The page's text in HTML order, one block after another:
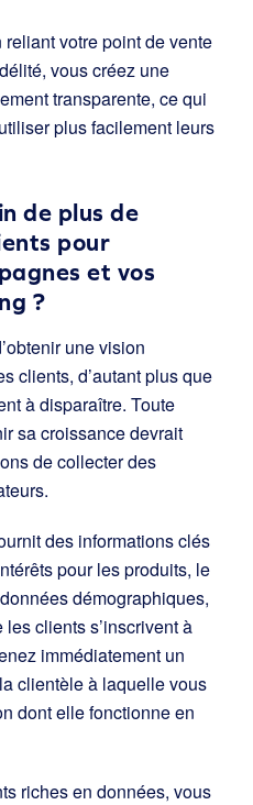
reliant votre point de vente
vous créez une
transparente, ce qui
plus facilement leurs
de plus de
pour
et vos
?
une vision
clients, d’autant plus que
à disparaître. Toute
sa croissance devrait
de collecter des
des informations clés
pour les produits, le
démographiques,
clients s’inscrivent à
immédiatement un
clientèle à laquelle vous
dont elle fonctionne en
riches en données, vous